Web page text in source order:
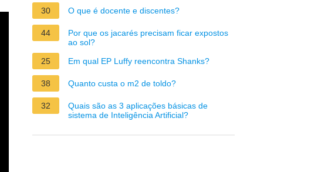
30 O que é docente e discentes?
44
Por que os jacarés precisam ficar expostos
ao sol?
25
Em qual EP Luffy reencontra Shanks?
38 Quanto custa o m2 de toldo?
32
Quais são as 3 aplicações básicas de
sistema de Inteligência Artificial?